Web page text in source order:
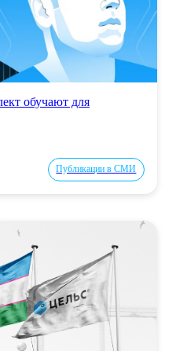
обучают для
Публикации в СМИ